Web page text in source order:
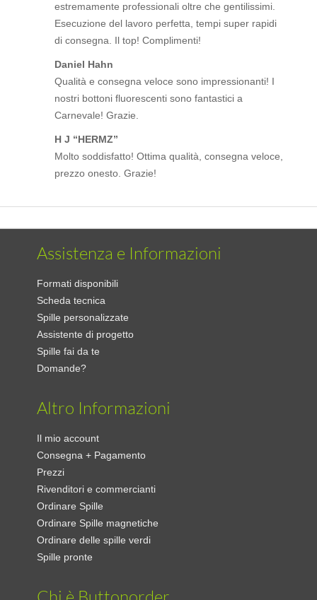
estremamente professionali oltre che gentilissimi.
Esecuzione del lavoro perfetta, tempi super rapidi
di consegna. Il top! Complimenti!
Daniel Hahn
Qualità e consegna veloce sono impressionanti! I
nostri bottoni fluorescenti sono fantastici a
Carnevale! Grazie.
H J “HERMZ”
Molto soddisfatto! Ottima qualità, consegna veloce,
prezzo onesto. Grazie!
Assistenza e Informazioni
Formati disponibili
Scheda tecnica
Spille personalizzate
Assistente di progetto
Spille fai da te
Domande?
Altro Informazioni
Il mio account
Consegna + Pagamento
Prezzi
Rivenditori e commercianti
Ordinare Spille
Ordinare Spille magnetiche
Ordinare delle spille verdi
Spille pronte